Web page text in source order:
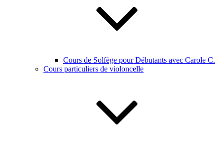
Cours de Solfège pour Débutants avec Carole C.
Cours particuliers de violoncelle